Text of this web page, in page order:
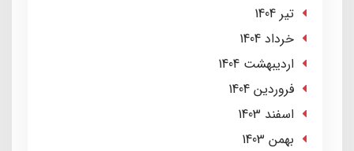
تير 1404
خرداد 1404
ارديبهشت 1404
فروردین 1404
اسفند 1403
بهمن 1403